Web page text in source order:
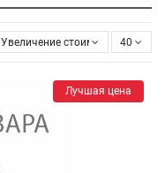
Увеличение стоимости 40
Лучшая цена